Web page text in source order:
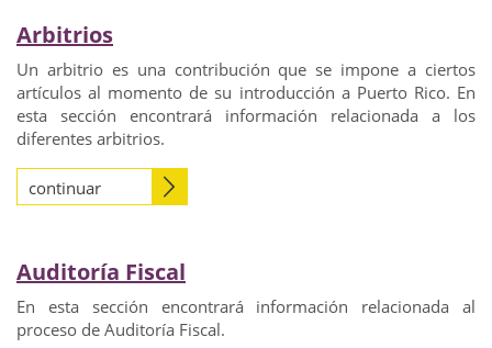
Arbitrios
continuar
Un arbitrio es una contribución que se impone a ciertos
artículos al momento de su introducción a Puerto Rico. En
esta sección encontrará información relacionada a los
diferentes arbitrios.
Auditoría Fiscal
En esta sección encontrará información relacionada al
proceso de Auditoría Fiscal.